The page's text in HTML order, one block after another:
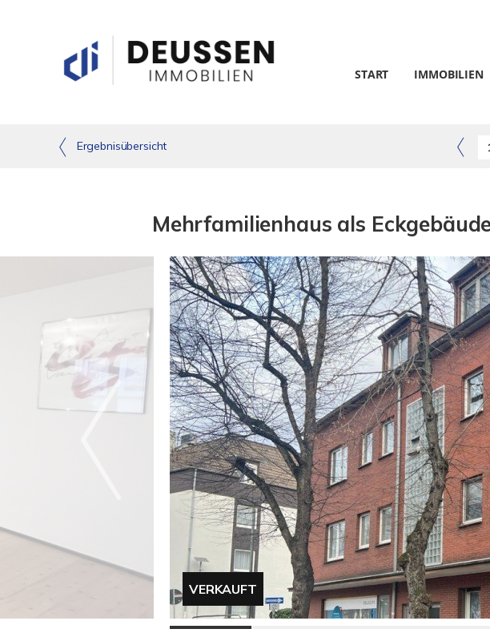
START IMMOBILIEN
Ergebnisübersicht
Mehrfamilienhaus als
VERKAUFT